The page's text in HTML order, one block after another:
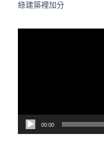
綠建築裡加分
00:00